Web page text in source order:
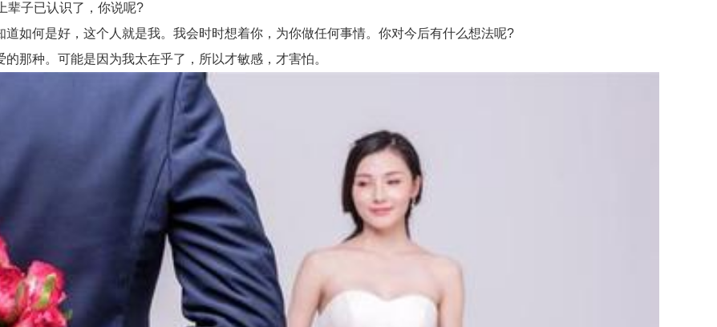
辈子已认识了，你说呢?
何是好，这个人就是我。我会时时想着你，为你做任何事情。你对今后有什么想法呢?
种。可能是因为我太在乎了，所以才敏感，才害怕。